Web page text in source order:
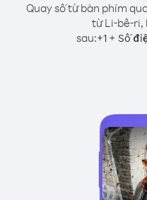
Quay số từ bàn phím
từ Li-bê-ri,
sau:+1 + Số